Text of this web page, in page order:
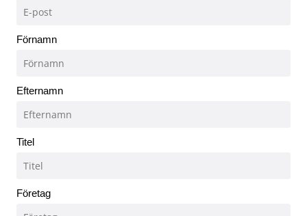
Förnamn
Efternamn
Titel
Företag